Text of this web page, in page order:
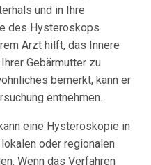
und in Ihre
des Hysteroskops
Arzt hilft, das Innere
Gebärmutter zu
bemerkt, kann er
entnehmen.
eine Hysteroskopie in
oder regionalen
Wenn das Verfahren